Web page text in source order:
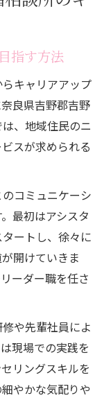
指す方法
キャリアアップ
良県吉野郡吉野
、地域住民のニ
スが求められる
コミュニケーシ
最初はアシスタ
ートし、徐々に
開けていきま
ーダー職を任さ
や先輩社員によ
現場での実践を
リングスキルを
やかな気配りや